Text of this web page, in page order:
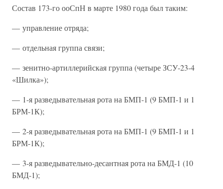
Состав 173-го ооСпН в марте 1980 года был таким:
— управление отряда;
— отдельная группа связи;
— зенитно-артиллерийская группа (четыре ЗСУ-23-4
«Шилка»);
— 1-я разведывательная рота на БМП-1 (9 БМП-1 и 1
БРМ-1К);
— 2-я разведывательная рота на БМП-1 (9 БМП-1 и 1
БРМ-1К);
— 3-я разведывательно-десантная рота на БМД-1 (10
БМД-1);